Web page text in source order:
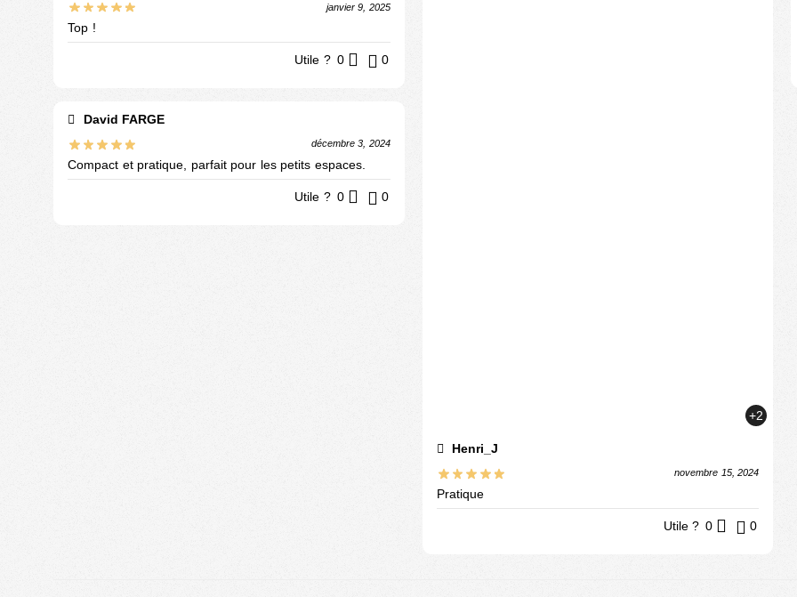
janvier 9, 2025
Top !
Utile ? 0 0
David FARGE
décembre 3, 2024
Compact et pratique, parfait pour les petits espaces.
Utile ? 0 0
+2
Henri_J
novembre 15, 2024
Pratique
Utile ? 0 0